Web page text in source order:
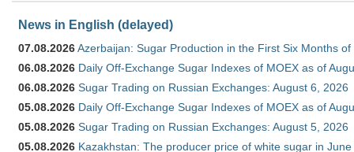
News in English (delayed)
07.08.2026Azerbaijan: Sugar Production in the First Six Months of
06.08.2026 Daily Off-Exchange Sugar Indexes of MOEX as of
06.08.2026 Sugar Trading on Russian Exchanges: August 6, 2026
05.08.2026 Daily Off-Exchange Sugar Indexes of MOEX as of
05.08.2026 Sugar Trading on Russian Exchanges: August 5, 2026
05.08.2026 Kazakhstan: The producer price of white sugar in